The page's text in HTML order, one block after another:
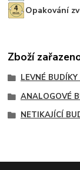
Opakování
Zboží
LEVNÉ
ANALOGOVÉ
NETIKAJÍCÍ